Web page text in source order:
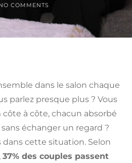
COMMENTS
dans le salon chaque
parlez presque plus ? Vous
à côte, chacun absorbé
échanger un regard ?
dans cette situation. Selon
37% des couples passent